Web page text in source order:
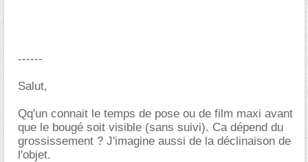
------
Salut,
Qq'un connait le temps de pose ou de film maxi avant
que le bougé soit visible (sans suivi). Ca dépend du
grossissement ? J'imagine aussi de la déclinaison de
l'objet.